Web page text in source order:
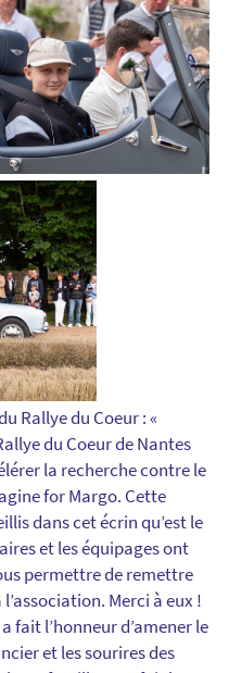
Rallye du Coeur : «
du Coeur de Nantes
la recherche contre le
for Margo. Cette
dans cet écrin qu’est le
et les équipages ont
permettre de remettre
Merci à eux !
fait l’honneur d’amener le
et les sourires des